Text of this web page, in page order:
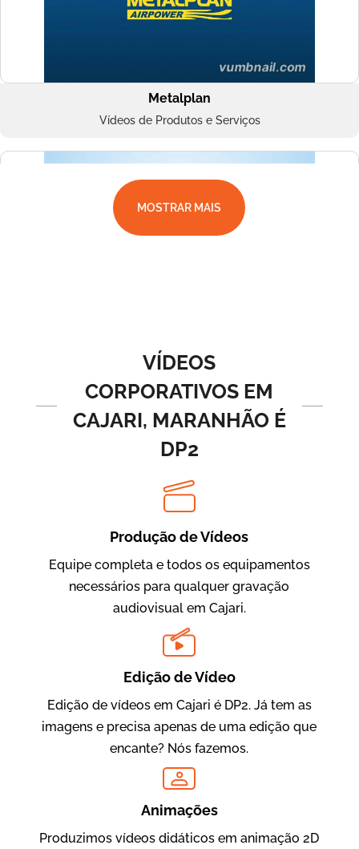
Metalplan
Vídeos de Produtos e Serviços
BRF Parceiros
Vídeos de Integração e Segurança
Vídeo Institucional
MOSTRAR MAIS
VÍDEOS
CORPORATIVOS EM
CAJARI, MARANHÃO É
DP2
Produção de Vídeos
Equipe completa e todos os equipamentos
necessários para qualquer gravação
audiovisual em Cajari.
Edição de Vídeo
Edição de vídeos em Cajari é DP2. Já tem as
imagens e precisa apenas de uma edição que
encante? Nós fazemos.
Animações
Produzimos vídeos didáticos em animação 2D